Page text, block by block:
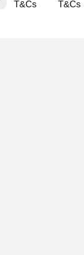
T&Cs
T&Cs